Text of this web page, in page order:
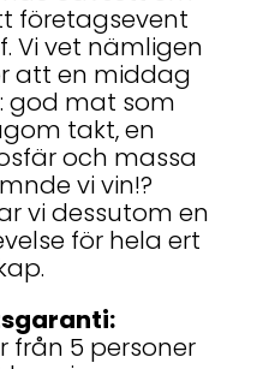
företagsevent
Vi vet nämligen
att en middag
god mat som
takt, en
och massa
vi vin!?
vi dessutom en
för hela ert
från 5 personer